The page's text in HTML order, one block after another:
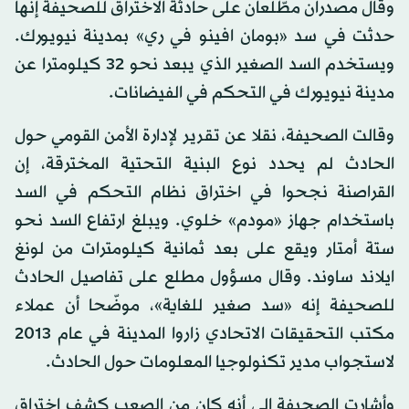
وقال مصدران مطّلعان على حادثة الاختراق للصحيفة إنها
حدثت في سد «بومان افينو في ري» بمدينة نيويورك.
ويستخدم السد الصغير الذي يبعد نحو 32 كيلومترا عن
مدينة نيويورك في التحكم في الفيضانات.
وقالت الصحيفة، نقلا عن تقرير لإدارة الأمن القومي حول
الحادث لم يحدد نوع البنية التحتية المخترقة، إن
القراصنة نجحوا في اختراق نظام التحكم في السد
باستخدام جهاز «مودم» خلوي. ويبلغ ارتفاع السد نحو
ستة أمتار ويقع على بعد ثمانية كيلومترات من لونغ
ايلاند ساوند. وقال مسؤول مطلع على تفاصيل الحادث
للصحيفة إنه «سد صغير للغاية»، موضّحا أن عملاء
مكتب التحقيقات الاتحادي زاروا المدينة في عام 2013
لاستجواب مدير تكنولوجيا المعلومات حول الحادث.